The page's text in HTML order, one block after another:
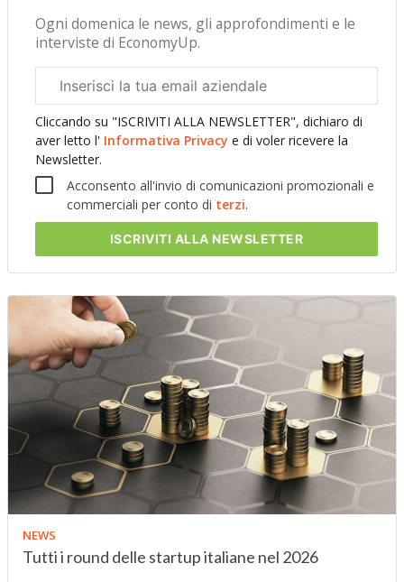
Ogni domenica le news, gli approfondimenti e le
interviste di EconomyUp.
aziendale
Cliccando su "ISCRIVITI ALLA NEWSLETTER", dichiaro di
aver letto l' Informativa Privacy e di voler ricevere la
Newsletter.
Acconsento all'invio di comunicazioni promozionali e
commerciali per conto di terzi.
ISCRIVITI ALLA NEWSLETTER
NEWS
Tutti i round delle startup italiane nel 2026